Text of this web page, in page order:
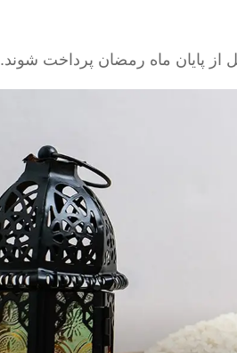
از پایان ماه رمضان پرداخت شوند.